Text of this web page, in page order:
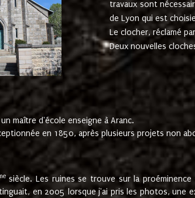
travaux sont
de Lyon qui est
Le clocher, réclamé
Deux nouvelles
maître d'école enseigne à Aranc.
en 1850, après plusieurs projets non
siècle. Les ruines se trouve sur la proéminence
en 2005 lorsque j'ai pris les photos,